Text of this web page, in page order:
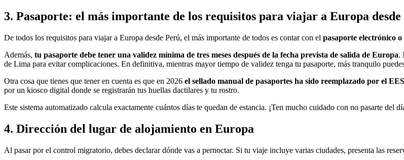
3. Pasaporte: el más importante de los requisitos para viajar a Europa desde
De todos los requisitos para viajar a Europa desde Perú, el más importante de todos es contar con el pasaporte electrónico
Además, tu pasaporte debe tener una validez mínima de tres meses después de la fecha prevista de salida de Europa.
de Lima para evitar complicaciones. En definitiva, mientras mayor tiempo de validez tenga tu pasaporte, más tranquilo
Otra cosa que tienes que tener en cuenta es que en 2026 el sellado manual de pasaportes ha sido reemplazado por el
por un kiosco digital donde se registrarán tus huellas dactilares y tu rostro.
Este sistema automatizado calcula exactamente cuántos días te quedan de estancia. ¡Ten mucho cuidado con no pasarte del
4. Dirección del lugar de alojamiento en Europa
Al pasar por el control migratorio, debes declarar dónde vas a pernoctar. Si tu viaje incluye varias ciudades, presenta las